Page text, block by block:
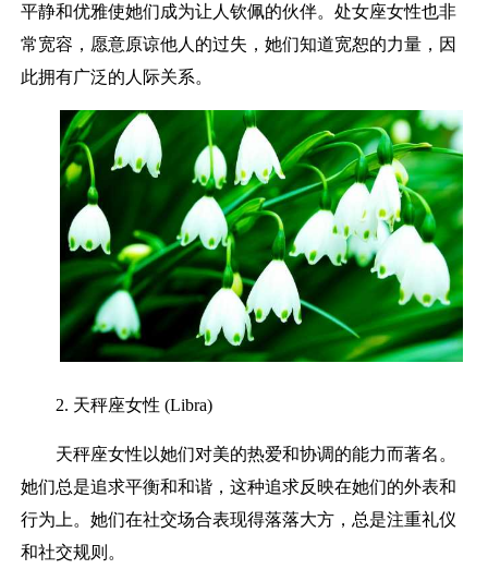
平静和优雅使她们成为让人钦佩的伙伴。处女座女性也非
常宽容，愿意原谅他人的过失，她们知道宽恕的力量，因
此拥有广泛的人际关系。
2. 天秤座女性 (Libra)
天秤座女性以她们对美的热爱和协调的能力而著名。
她们总是追求平衡和和谐，这种追求反映在她们的外表和
行为上。她们在社交场合表现得落落大方，总是注重礼仪
和社交规则。